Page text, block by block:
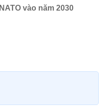
vào năm 2030